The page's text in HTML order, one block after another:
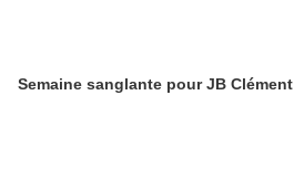
Semaine sanglante pour JB Clément